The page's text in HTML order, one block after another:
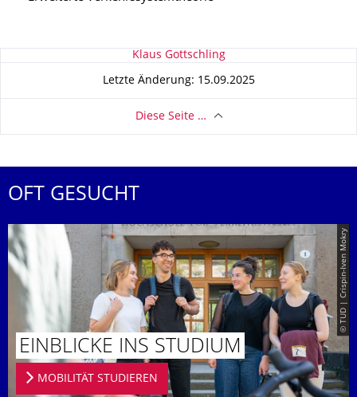
Zu dieser Seite Klaus Gottschling
Letzte Änderung: 15.09.2025
Diese Seite …
OFT GESUCHT
© TUD | Crispin-Iven Mokry
EINBLICKE INS STUDIUM
MOBILITÄT STUDIEREN